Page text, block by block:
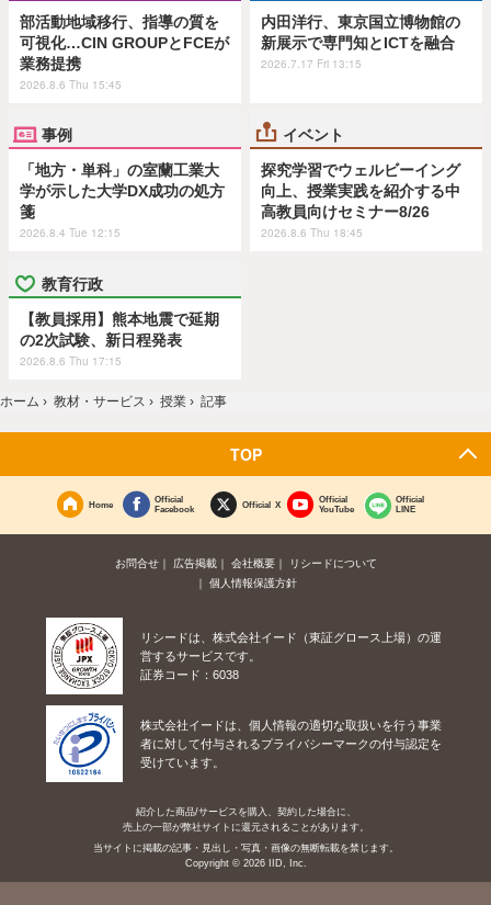
部活動地域移行、指導の質を
可視化…CIN GROUPとFCEが
業務提携
2026.8.6 Thu 15:45
内田洋行、東京国立博物館の
新展示で専門知とICTを融合
2026.7.17 Fri 13:15
事例
「地方・単科」の室蘭工業大
学が示した大学DX成功の処方
箋
2026.8.4 Tue 12:15
イベント
探究学習でウェルビーイング
向上、授業実践を紹介する中
高教員向けセミナー8/26
2026.8.6 Thu 18:45
教育行政
【教員採用】熊本地震で延期
の2次試験、新日程発表
2026.8.6 Thu 17:15
ホーム › 教材・サービス › 授業 › 記事
TOP
Home
Official
Facebook
Official X
Official
YouTube
Official
LINE
お問合せ 広告掲載 会社概要
リシードについて
個人情報保護方針
リシードは、株式会社イード（東証グロース上場）の運
営するサービスです。
証券コード：6038
株式会社イードは、個人情報の適切な取扱いを行う事業
者に対して付与されるプライバシーマークの付与認定を
受けています。
紹介した商品/サービスを購入、契約した場合に、
売上の一部が弊社サイトに還元されることがあります。
当サイトに掲載の記事・見出し・写真・画像の無断転載を禁じます。
Copyright © 2026 IID, Inc.